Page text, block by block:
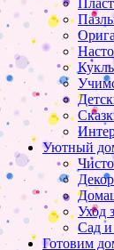
Уютный
Уход
Сад и
Готовим